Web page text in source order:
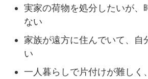
実家の荷物を処分したいが、
ない
家族が遠方に住んでいて、自
い
一人暮らしで片付けが難しく